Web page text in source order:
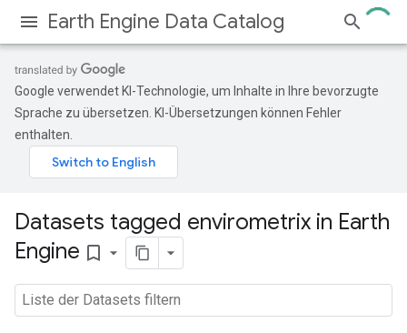
Earth Engine Data Catalog
Google verwendet KI-Technologie, um Inhalte in Ihre bevorzugte
Sprache zu übersetzen. KI-Übersetzungen können Fehler
enthalten.
Datasets tagged envirometrix in Earth
Engine bookmark_border